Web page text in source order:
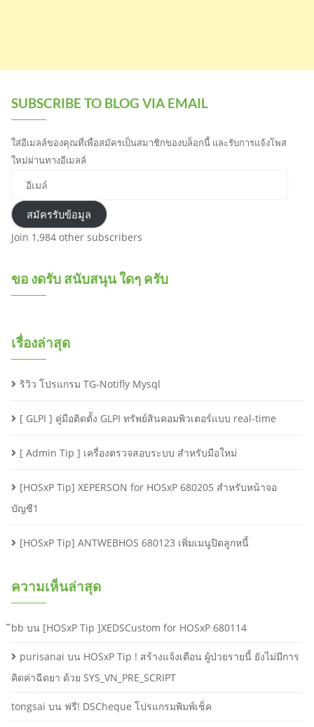
SUBSCRIBE TO BLOG VIA EMAIL
ใส่อีเมลล์ของคุณที่เพื่อสมัครเป็นสมาชิกของบล็อกนี้ และรับการแจ้งโพส
ใหม่ผ่านทางอีเมลล์
สมัครรับข้อมูล
Join 1,984 other subscribers
ขอ งดรับ สนับสนุน ใดๆ ครับ
เรื่องล่าสุด
ริวิว โปรแกรม TG-Notifly Mysql
[ GLPI ] คู่มือติดตั้ง GLPI ทรัพย์สินคอมพิวเตอร์แบบ real-time
[ Admin Tip ] เครื่องตรวจสอบระบบ สำหรับมือใหม่
[HOSxP Tip] XEPERSON for HOSxP 680205 สำหรับหน้าจอ
บัญชี1
[HOSxP Tip] ANTWEBHOS 680123 เพิ่มเมนูปิดลูกหนี้
ความเห็นล่าสุด
ิbb บน [HOSxP Tip ]XEDSCustom for HOSxP 680114
purisanai บน HOSxP Tip ! สร้างแจ้งเตือน ผู้ป่วยรายนี้ ยังไม่มีการ
คิดค่าฉีดยา ด้วย SYS_VN_PRE_SCRIPT
tongsai บน ฟรี! DSCheque โปรแกรมพิมพ์เช็ค